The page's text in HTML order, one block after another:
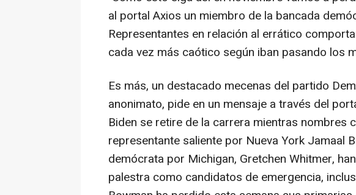
al portal Axios un miembro de la bancada
Representantes en relación al errático
cada vez más caótico según iban pasando los
Es más, un destacado mecenas del partido
anonimato, pide en un mensaje a través del
Biden se retire de la carrera mientras nombres
representante saliente por Nueva York Jamaal
demócrata por Michigan, Gretchen Whitmer,
palestra como candidatos de emergencia,